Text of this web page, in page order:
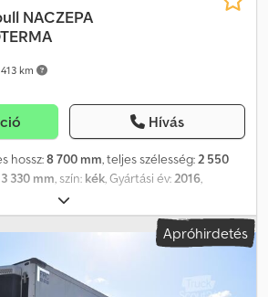
413 km
NACZEPA
Hívás
hossz:8 700 mm, teljes szélesség: 2 550
3 330 mm , szín: kék , Gyártási év: 2016
tömeg: 6.680 kg Hasznos teher: 32.372
TELJES ÖSSZTÖMEG: 39.000 kg
Apróhirdetés